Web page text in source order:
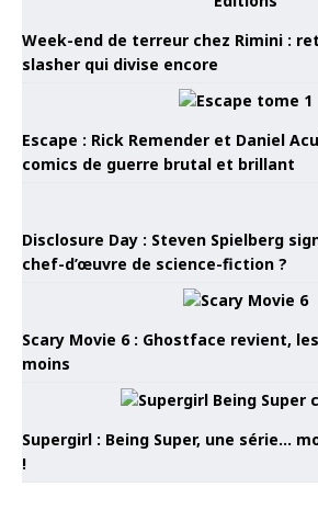
Week-end de terreur chez Rimini :
slasher qui divise encore
Escape : Rick Remender et Daniel
comics de guerre brutal et brillant
Disclosure Day : Steven Spielberg
chef-d’œuvre de science-fiction ?
Scary Movie 6 : Ghostface revient,
moins
Supergirl : Being Super, une série…
!